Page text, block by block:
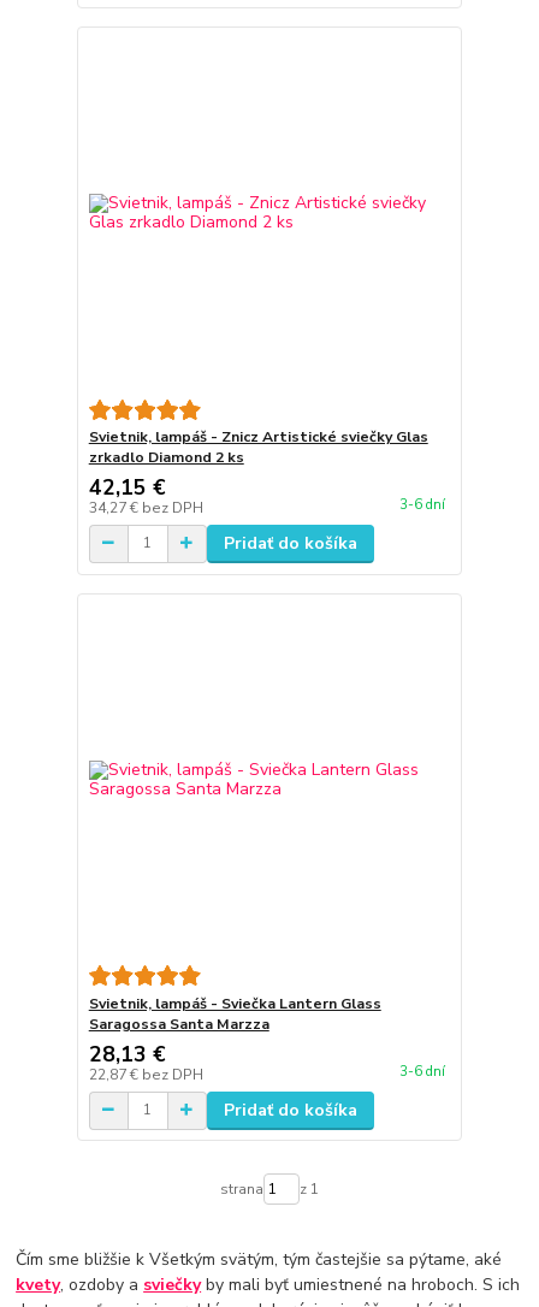
Svietnik, lampáš - Znicz Artistické sviečky Glas
zrkadlo Diamond 2 ks
42,15 €
34,27 € bez DPH 3-6 dní
Pridať do košíka
Svietnik, lampáš - Sviečka Lantern Glass
Saragossa Santa Marzza
28,13 €
22,87 € bez DPH 3-6 dní
Pridať do košíka
strana z 1
Čím sme bližšie k Všetkým svätým, tým častejšie sa pýtame, aké
kvety, ozdoby a sviečkyby mali byť umiestnené na hroboch. S ich